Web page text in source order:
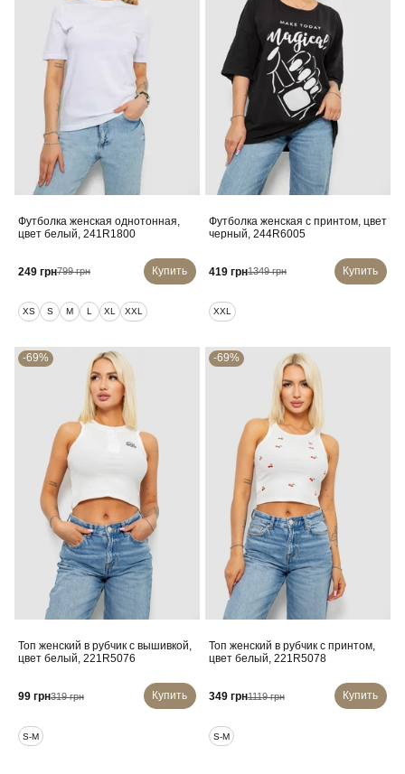
Футболка женская однотонная,
цвет белый, 241R1800
249 грн799 грн Купить
XS S M L XL XXL
Футболка женская с принтом, цвет
черный, 244R6005
419 грн1349 грн Купить
XXL
-69%
Топ женский в рубчик с вышивкой,
цвет белый, 221R5076
99 грн319 грн Купить
S-M
-69%
Топ женский в рубчик с принтом,
цвет белый, 221R5078
349 грн1119 грн Купить
S-M